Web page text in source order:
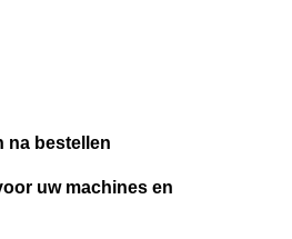
na bestellen
uw machines en